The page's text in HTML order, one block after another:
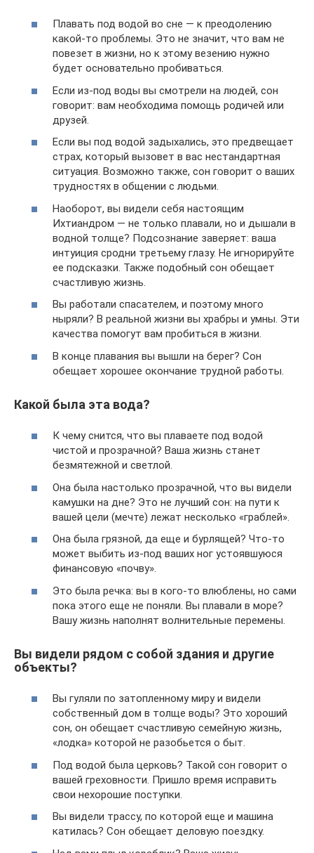
Плавать под водой во сне — к преодолению
какой-то проблемы. Это не значит, что вам не
повезет в жизни, но к этому везению нужно
будет основательно пробиваться.
Если из-под воды вы смотрели на людей, сон
говорит: вам необходима помощь родичей или
друзей.
Если вы под водой задыхались, это предвещает
страх, который вызовет в вас нестандартная
ситуация. Возможно также, сон говорит о ваших
трудностях в общении с людьми.
Наоборот, вы видели себя настоящим
Ихтиандром — не только плавали, но и дышали в
водной толще? Подсознание заверяет: ваша
интуиция сродни третьему глазу. Не игнорируйте
ее подсказки. Также подобный сон обещает
счастливую жизнь.
Вы работали спасателем, и поэтому много
ныряли? В реальной жизни вы храбры и умны. Эти
качества помогут вам пробиться в жизни.
В конце плавания вы вышли на берег? Сон
обещает хорошее окончание трудной работы.
Какой была эта вода?
К чему снится, что вы плаваете под водой
чистой и прозрачной? Ваша жизнь станет
безмятежной и светлой.
Она была настолько прозрачной, что вы видели
камушки на дне? Это не лучший сон: на пути к
вашей цели (мечте) лежат несколько «граблей».
Она была грязной, да еще и бурлящей? Что-то
может выбить из-под ваших ног устоявшуюся
финансовую «почву».
Это была речка: вы в кого-то влюблены, но сами
пока этого еще не поняли. Вы плавали в море?
Вашу жизнь наполнят волнительные перемены.
Вы видели рядом с собой здания и другие
объекты?
Вы гуляли по затопленному миру и видели
собственный дом в толще воды? Это хороший
сон, он обещает счастливую семейную жизнь,
«лодка» которой не разобьется о быт.
Под водой была церковь? Такой сон говорит о
вашей греховности. Пришло время исправить
свои нехорошие поступки.
Вы видели трассу, по которой еще и машина
катилась? Сон обещает деловую поездку.